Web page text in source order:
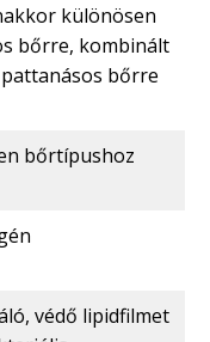
különösen
bőrre, kombinált
bőrre
bőrtípushoz
védő lipidfilmet